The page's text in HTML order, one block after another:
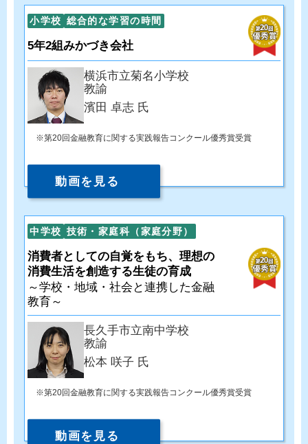
小学校 総合的な学習の時間
5年2組みかづき会社
横浜市立菊名小学校
教諭
濱田 卓志 氏
第20回金融教育に関する実践報告コンクール優秀賞受賞
動画を見る
中学校 技術・家庭科（家庭分野）
消費者としての自覚をもち、理想の
消費生活を創造する生徒の育成
～学校・地域・社会と連携した金融
教育～
長久手市立南中学校
教諭
松本 咲子 氏
第20回金融教育に関する実践報告コンクール優秀賞受賞
動画を見る